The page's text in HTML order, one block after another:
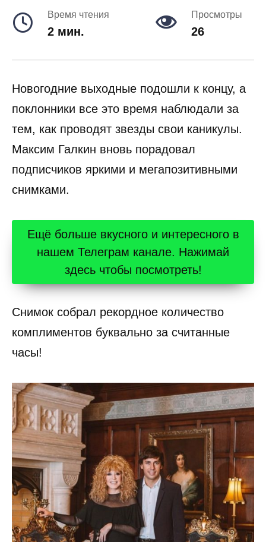
Время чтения
2 мин.
Просмотры
26
Новогодние выходные подошли к концу, а
поклонники все это время наблюдали за
тем, как проводят звезды свои каникулы.
Максим Галкин вновь порадовал
подписчиков яркими и мегапозитивными
снимками.
Ещё больше вкусного и интересного в
нашем Телеграм канале. Нажимай
здесь чтобы посмотреть!
Снимок собрал рекордное количество
комплиментов буквально за считанные
часы!